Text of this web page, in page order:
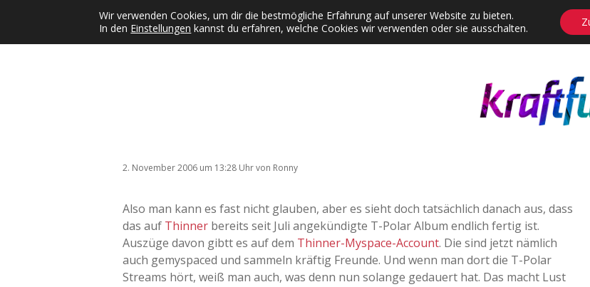
Kategorien Dropdown-Menü öffnen
KFMW-Disco Dates Instagrams Contact Adventskalender Dropdown-Menü öffnen
2. November 2006 um 13:28 Uhrvon Ronny
Also man kann es fast nicht glauben, aber es sieht doch tatsächlich danach aus, dass
das auf Thinner bereits seit Juli angekündigte T-Polar Album endlich fertig ist.
Auszüge davon gibtt es auf dem Thinner-Myspace-Account. Die sind jetzt nämlich
auch gemyspaced und sammeln kräftig Freunde. Und wenn man dort die T-Polar
Streams hört, weiß man auch, was denn nun solange gedauert hat. Das macht Lust
Wir verwenden Cookies, um dir die bestmögliche Erfahrung auf unserer Website zu bieten.
In den Einstellungen kannst du erfahren, welche Cookies wir verwenden oder sie ausschalten.